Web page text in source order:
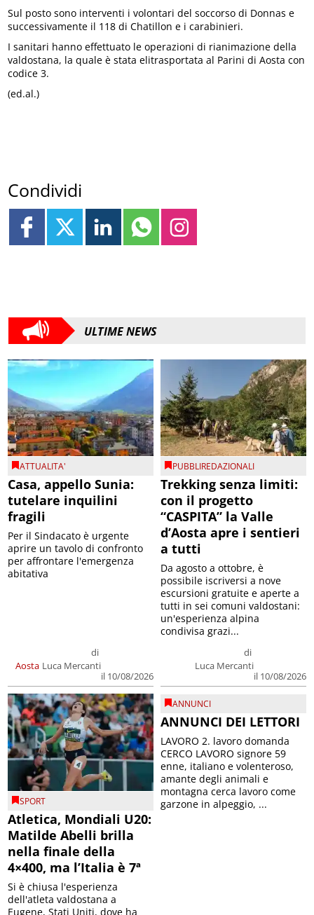
Sul posto sono interventi i volontari del soccorso di Donnas e
successivamente il 118 di Chatillon e i carabinieri.
I sanitari hanno effettuato le operazioni di rianimazione della
valdostana, la quale è stata elitrasportata al Parini di Aosta con
codice 3.
(ed.al.)
Condividi
ULTIME NEWS
ATTUALITA'
Casa, appello Sunia:
tutelare inquilini
fragili
Aosta
di
Luca Mercanti
il 10/08/2026
Per il Sindacato è urgente
aprire un tavolo di confronto
per affrontare l'emergenza
abitativa
PUBBLIREDAZIONALI
Trekking senza limiti:
con il progetto
“CASPITA” la Valle
d’Aosta apre i sentieri
a tutti
di
Luca Mercanti
il 10/08/2026
Da agosto a ottobre, è
possibile iscriversi a nove
escursioni gratuite e aperte a
tutti in sei comuni valdostani:
un'esperienza alpina
condivisa grazi...
SPORT
Atletica, Mondiali U20:
Matilde Abelli brilla
nella finale della
4×400, ma l’Italia è 7ª
Si è chiusa l'esperienza
dell'atleta valdostana a
Eugene, Stati Uniti, dove ha
ANNUNCI
ANNUNCI DEI LETTORI
LAVORO 2. lavoro domanda
CERCO LAVORO signore 59
enne, italiano e volenteroso,
amante degli animali e
montagna cerca lavoro come
garzone in alpeggio, ...